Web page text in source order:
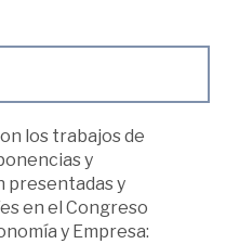
los trabajos de
y
presentadas y
en el Congreso
y Empresa: